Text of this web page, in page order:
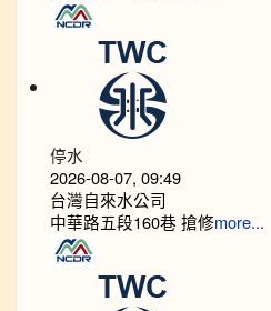
停水
2026-08-07, 09:49
台灣自來水公司
中華路五段160巷 搶修more...